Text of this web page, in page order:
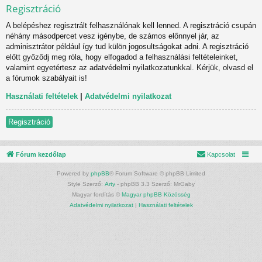
Regisztráció
A belépéshez regisztrált felhasználónak kell lenned. A regisztráció csupán
néhány másodpercet vesz igénybe, de számos előnnyel jár, az
adminisztrátor például így tud külön jogosultságokat adni. A regisztráció
előtt győződj meg róla, hogy elfogadod a felhasználási feltételeinket,
valamint egyetértesz az adatvédelmi nyilatkozatunkkal. Kérjük, olvasd el
a fórumok szabályait is!
Használati feltételek | Adatvédelmi nyilatkozat
Regisztráció
Fórum kezdőlap Kapcsolat
Powered by phpBB® Forum Software © phpBB Limited
Style Szerző: Arty - phpBB 3.3 Szerző: MrGaby
Magyar fordítás © Magyar phpBB Közösség
Adatvédelmi nyilatkozat| Használati feltételek